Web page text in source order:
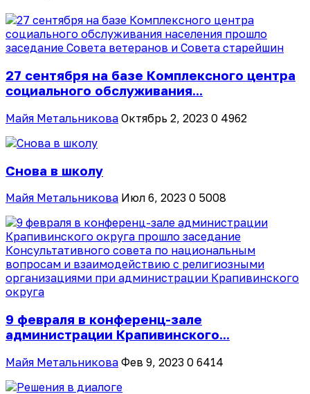
27 сентября на базе Комплексного центра
социального обслуживания...
Майя Метальникова Октябрь 2, 2023 0 4962
Снова в школу
Майя Метальникова Июл 6, 2023 0 5008
9 февраля в конференц-зале
администрации Крапивинского...
Майя Метальникова Фев 9, 2023 0 6414